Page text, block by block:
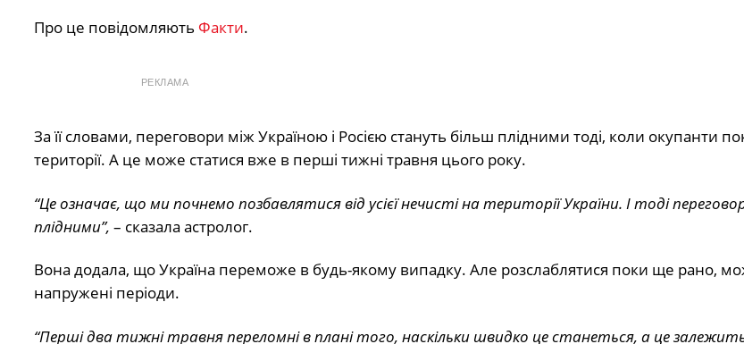
Про це повідомляють Факти.
РЕКЛАМА
За її словами, переговори між Україною і Росією стануть більш плідними тоді, коли окупанти
території. А це може статися вже в перші тижні травня цього року.
“Це означає, що ми почнемо позбавлятися від усієї нечисті на території України. І тоді
плідними”, – сказала астролог.
Вона додала, що Україна переможе в будь-якому випадку. Але розслаблятися поки ще рано,
напружені періоди.
“Перші два тижні травня переломні в плані того, наскільки швидко це станеться, а це